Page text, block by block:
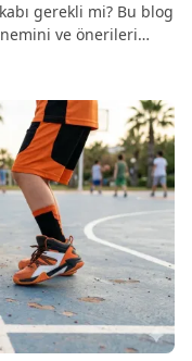
gerekli mi? Bu blog
ve önerileri